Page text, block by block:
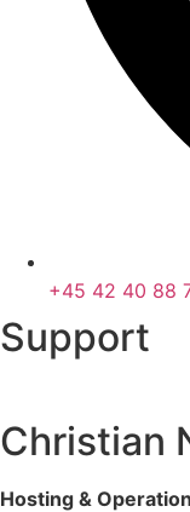
+45 42 40 88
Support
Christian
Hosting &